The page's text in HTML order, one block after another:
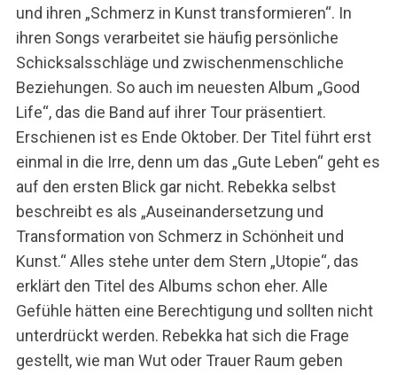
und ihren „Schmerz in Kunst transformieren“. In
ihren Songs verarbeitet sie häufig persönliche
Schicksalsschläge und zwischenmenschliche
Beziehungen. So auch im neuesten Album „Good
Life“, das die Band auf ihrer Tour präsentiert.
Erschienen ist es Ende Oktober. Der Titel führt erst
einmal in die Irre, denn um das „Gute Leben“ geht es
auf den ersten Blick gar nicht. Rebekka selbst
beschreibt es als „Auseinandersetzung und
Transformation von Schmerz in Schönheit und
Kunst.“ Alles stehe unter dem Stern „Utopie“, das
erklärt den Titel des Albums schon eher. Alle
Gefühle hätten eine Berechtigung und sollten nicht
unterdrückt werden. Rebekka hat sich die Frage
gestellt, wie man Wut oder Trauer Raum geben
S
a
r
c
h
o
r
: